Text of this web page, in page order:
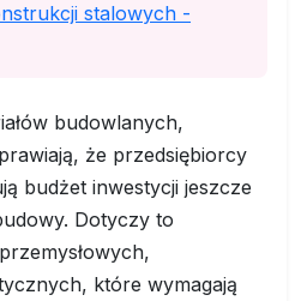
stalowych -
budowlanych,
że przedsiębiorcy
budżet inwestycji jeszcze
Dotyczy to
które wymagają